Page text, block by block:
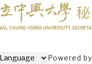
Powered by